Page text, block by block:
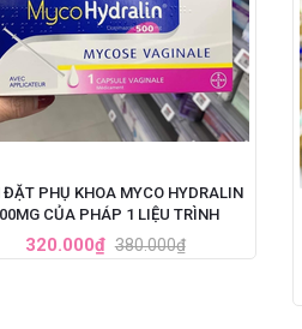
ĐẶT PHỤ KHOA MYCO HYDRALIN
CỦA PHÁP 1 LIỆU TRÌNH
320.000₫ 380.000₫